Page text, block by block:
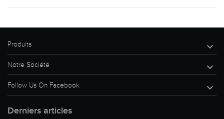
Produits 
Notre Société 
Follow Us On Facebook 
Derniers articles